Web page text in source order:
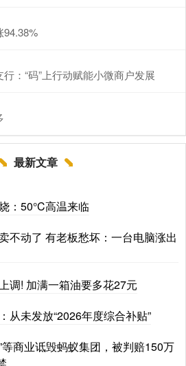
94.38%
：“码”上行动赋能小微商户发展
最新文章
：50°C高温来临
不动了 有老板愁坏：一台电脑涨出
调! 加满一箱油要多花27元
从未发放“2026年度综合补贴”
等商业诋毁蚂蚁集团，被判赔150万